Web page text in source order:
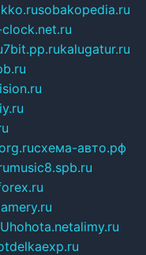
sobakopedia.ru
7bit.pp.rukalugatur.ru
схема-авто.рф
music8.spb.ru
hohota.netalimy.ru